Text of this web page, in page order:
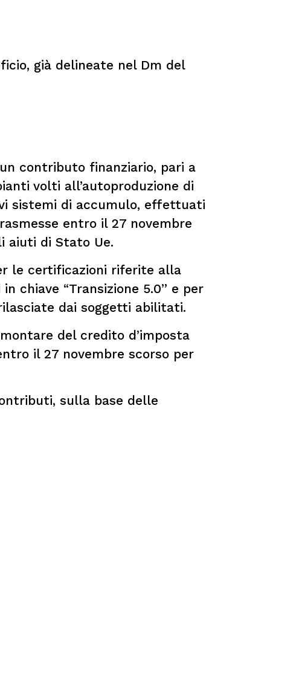
già delineate nel Dm del
contributo finanziario, pari a
volti all’autoproduzione di
sistemi di accumulo, effettuati
entro il 27 novembre
aiuti di Stato Ue.
le certificazioni riferite alla
chiave “Transizione 5.0” e per
dai soggetti abilitati.
del credito d’imposta
il 27 novembre scorso per
sulla base delle